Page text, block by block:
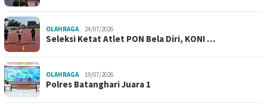
OLAHRAGA 24/07/2026
Seleksi Ketat Atlet PON Bela Diri, KONI …
OLAHRAGA 19/07/2026
Polres Batanghari Juara 1